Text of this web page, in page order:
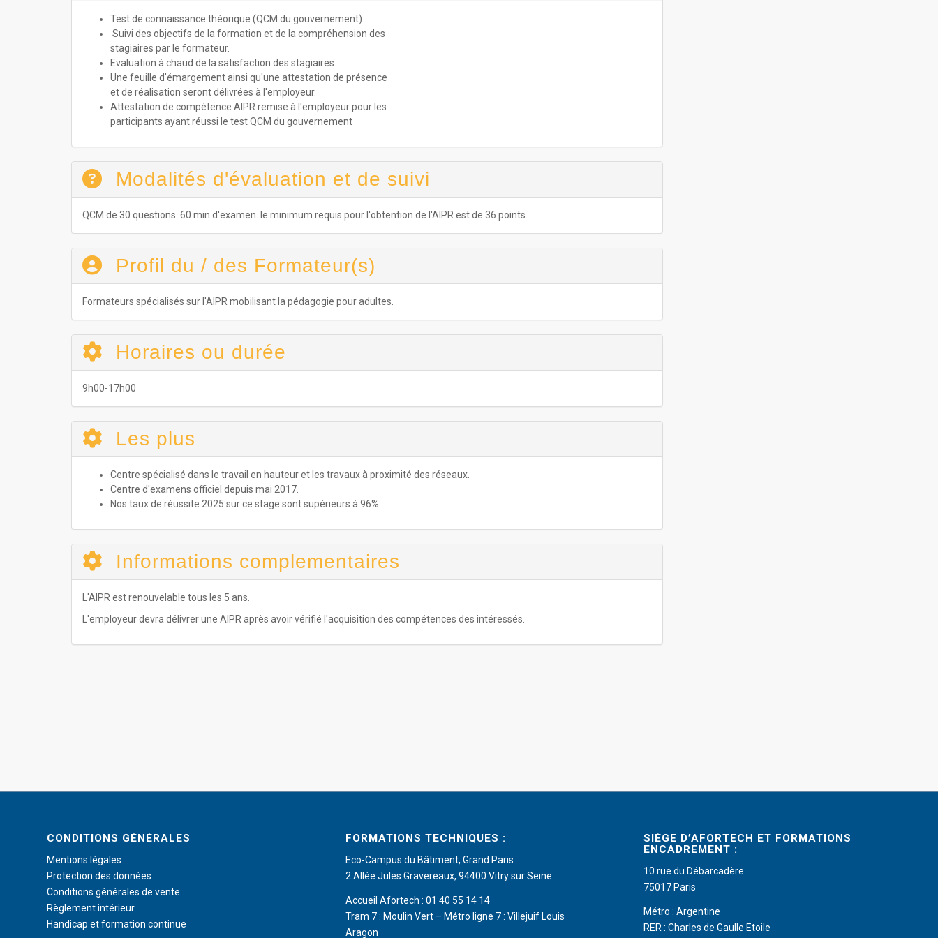
Test de connaissance théorique (QCM du gouvernement)
Suivi des objectifs de la formation et de la compréhension des
stagiaires par le formateur.
Evaluation à chaud de la satisfaction des stagiaires.
Une feuille d'émargement ainsi qu'une attestation de présence
et de réalisation seront délivrées à l'employeur.
Attestation de compétence AIPR remise à l'employeur pour les
participants ayant réussi le test QCM du gouvernement
Modalités d'évaluation et de suivi
QCM de 30 questions. 60 min d'examen. le minimum requis pour l'obtention de l'AIPR est de 36 points.
Profil du / des Formateur(s)
Formateurs spécialisés sur l'AIPR mobilisant la pédagogie pour adultes.
Horaires ou durée
9h00-17h00
Les plus
Centre spécialisé dans le travail en hauteur et les travaux à proximité des réseaux.
Centre d'examens officiel depuis mai 2017.
Nos taux de réussite 2025 sur ce stage sont supérieurs à 96%
Informations complementaires
L'AIPR est renouvelable tous les 5 ans.
L'employeur devra délivrer une AIPR après avoir vérifié l'acquisition des compétences des intéressés.
CONDITIONS GÉNÉRALES
Mentions légales
Protection des données
Conditions générales de vente
Règlement intérieur
Handicap et formation continue
FORMATIONS TECHNIQUES :
Eco-Campus du Bâtiment, Grand Paris
2 Allée Jules Gravereaux, 94400 Vitry sur Seine
Accueil Afortech : 01 40 55 14 14
Tram 7 : Moulin Vert – Métro ligne 7 : Villejuif Louis
Aragon
SIÈGE D’AFORTECH ET FORMATIONS
ENCADREMENT :
10 rue du Débarcadère
75017 Paris
Métro : Argentine
RER : Charles de Gaulle Etoile